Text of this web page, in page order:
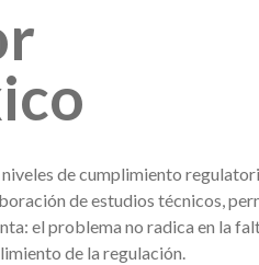
de cumplimiento
de estudios técnicos,
el problema no radica en la
de la regulación.